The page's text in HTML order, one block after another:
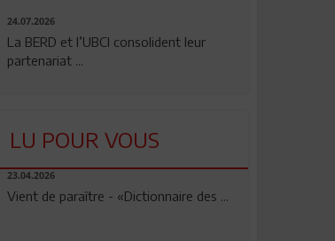
24.07.2026
La BERD et l’UBCI consolident leur
partenariat ...
LU POUR VOUS
23.04.2026
Vient de paraître - «Dictionnaire des ...